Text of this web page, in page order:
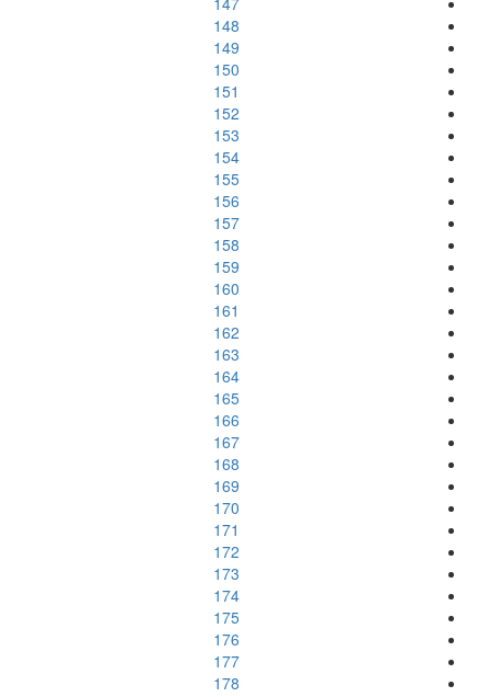
148
149
150
151
152
153
154
155
156
157
158
159
160
161
162
163
164
165
166
167
168
169
170
171
172
173
174
175
176
177
178